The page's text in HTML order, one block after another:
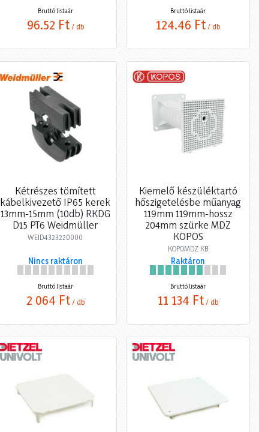
Bruttó listaár
96,52 Ft / db
Bruttó listaár
124,46 Ft / db
Kétrészes tömített
kábelkivezető IP65 kerek
13mm-15mm (10db) RKDG
D15 PT6 Weidmüller
WEID4323220000
Nincs raktáron
Bruttó listaár
2 064 Ft / db
Kiemelő készüléktartó
hőszigetelésbe műanyag
119mm 119mm-hossz
204mm szürke MDZ
KOPOS
KOPOMDZ KB
Raktáron
Bruttó listaár
11 134 Ft / db